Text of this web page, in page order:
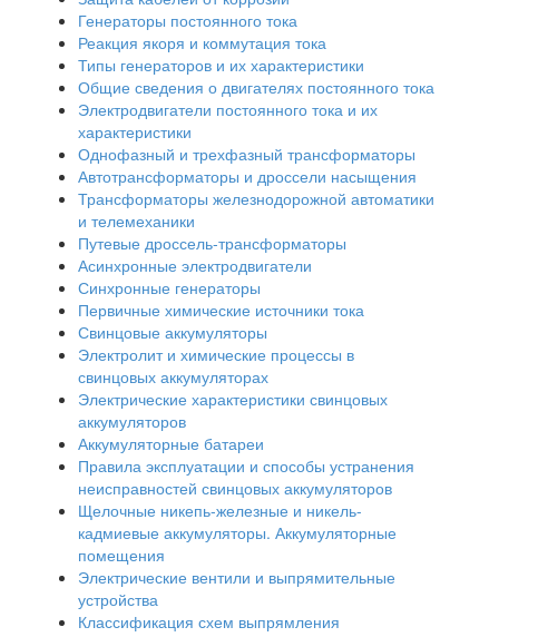
Генераторы постоянного тока
Реакция якоря и коммутация тока
Типы генераторов и их характеристики
Общие сведения о двигателях постоянного тока
Электродвигатели постоянного тока и их
характеристики
Однофазный и трехфазный трансформаторы
Автотрансформаторы и дроссели насыщения
Трансформаторы железнодорожной автоматики
и телемеханики
Путевые дроссель-трансформаторы
Асинхронные электродвигатели
Синхронные генераторы
Первичные химические источники тока
Свинцовые аккумуляторы
Электролит и химические процессы в
свинцовых аккумуляторах
Электрические характеристики свинцовых
аккумуляторов
Аккумуляторные батареи
Правила эксплуатации и способы устранения
неисправностей свинцовых аккумуляторов
Щелочные никепь-железные и никель-
кадмиевые аккумуляторы. Аккумуляторные
помещения
Электрические вентили и выпрямительные
устройства
Классификация схем выпрямления